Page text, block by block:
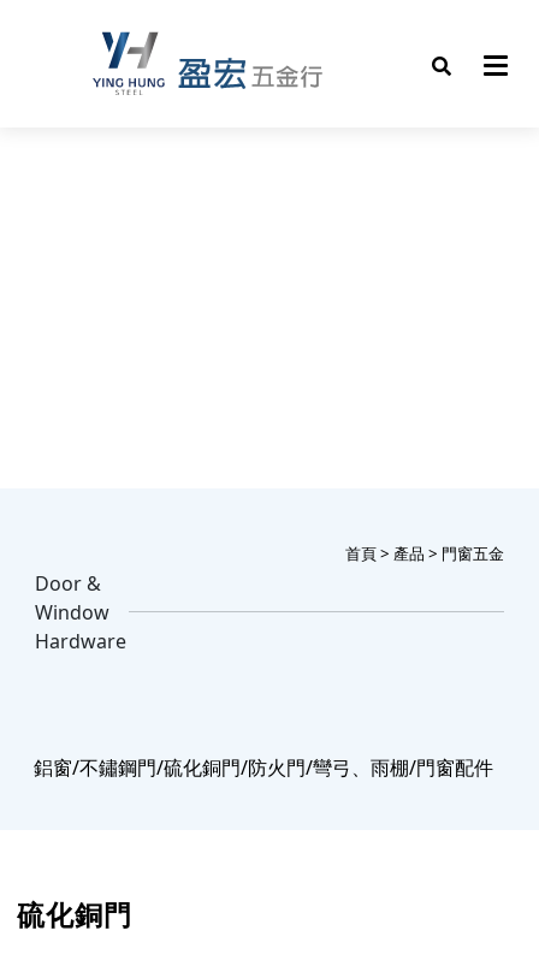
首頁> 產品 > 門窗五金
Door &
Window
Hardware
鋁窗/不鏽鋼門/硫化銅門/防火門/彎弓、雨棚/門窗配件
硫化銅門